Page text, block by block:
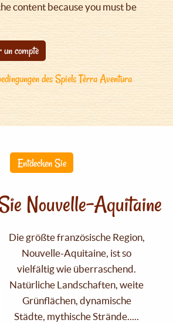
content because you must be
un compte
des Spiels Tèrra Aventura
Entdecken Sie
Nouvelle-Aquitaine
Die größte französische Region,
Nouvelle-Aquitaine, ist so
vielfältig wie überraschend.
Natürliche Landschaften, weite
Grünflächen, dynamische
Städte, mythische Strände.....